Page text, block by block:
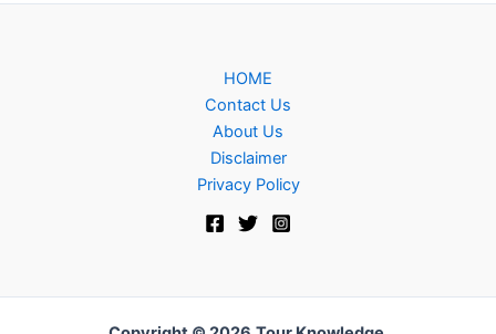
HOME
Contact Us
About Us
Disclaimer
Privacy Policy